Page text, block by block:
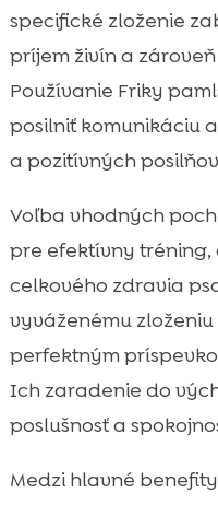
specifické zloženie
príjem živín a
Používanie Friky
posilniť komunikáciu
a pozitívných
Voľba vhodných
pre efektívny
celkového zdravia
vyváženému zloženiu
perfektným
Ich zaradenie do
poslušnosť a
Medzi hlavné